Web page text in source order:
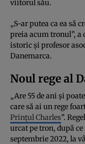
viitorul său.
„S-ar putea ca ea să
preia acum tronul”, a
istoric și profesor
Danemarca.
Noul rege al
„Are 55 de ani și
care să ai un rege
Prințul Charles”.
urcat pe tron, după
septembrie 2022, la